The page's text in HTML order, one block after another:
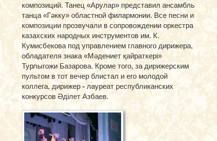
композиций. Танец «Арулар» представил ансамбль
танца «Гәкку» областной филармонии. Все песни и
композиции прозвучали в сопровождении оркестра
казахских народных инструментов им. К.
Кумисбекова под управлением главного дирижера,
обладателя знака «Мәдениет қайраткері»
Турлыгожи Базарова. Кроме того, за дирижерским
пультом в тот вечер блистал и его молодой
коллега, дирижер - лауреат республиканских
конкурсов Әділет Азбаев.